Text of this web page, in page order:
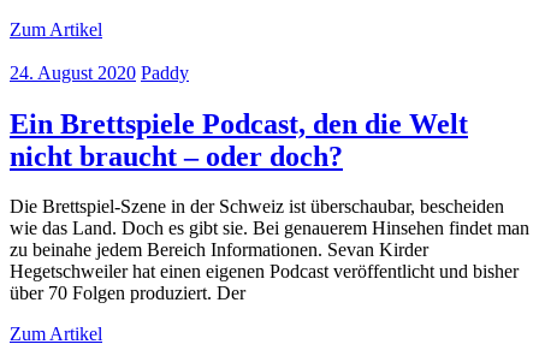
Zum Artikel
24. August 2020 Paddy
Ein Brettspiele Podcast, den die Welt
nicht braucht – oder doch?
Die Brettspiel-Szene in der Schweiz ist überschaubar, bescheiden
wie das Land. Doch es gibt sie. Bei genauerem Hinsehen findet man
zu beinahe jedem Bereich Informationen. Sevan Kirder
Hegetschweiler hat einen eigenen Podcast veröffentlicht und bisher
über 70 Folgen produziert. Der
Zum Artikel